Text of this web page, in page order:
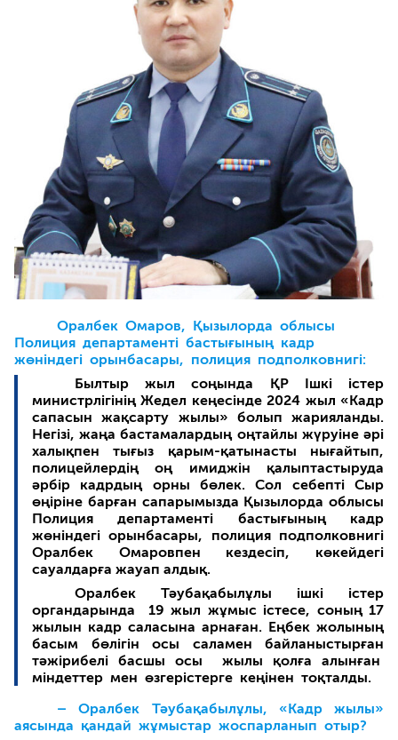
Оралбек Омаров, Қызылорда облысы
Полиция департаменті бастығының кадр
жөніндегі орынбасары, полиция подполковнигі:
Былтыр жыл соңында ҚР Ішкі істер
министрлігінің Жедел кеңесінде 2024 жыл «Кадр
сапасын жақсарту жылы» болып жарияланды.
Негізі, жаңа бастамалардың оңтайлы жүруіне әрі
халықпен тығыз қарым-қатынасты нығайтып,
полицейлердің оң имиджін қалыптастыруда
әрбір кадрдың орны бөлек. Сол себепті Сыр
өңіріне барған сапарымызда Қызылорда облысы
Полиция департаменті бастығының кадр
жөніндегі орынбасары, полиция подполковнигі
Оралбек Омаровпен кездесіп, көкейдегі
сауалдарға жауап алдық.
Оралбек Тәубақабылұлы ішкі істер
органдарында 19 жыл жұмыс істесе, соның 17
жылын кадр саласына арнаған. Еңбек жолының
басым бөлігін осы саламен байланыстырған
тәжірибелі басшы осы жылы қолға алынған
міндеттер мен өзгерістерге кеңінен тоқталды.
– Оралбек Тәубақабылұлы, «Кадр жылы»
аясында қандай жұмыстар жоспарланып отыр?